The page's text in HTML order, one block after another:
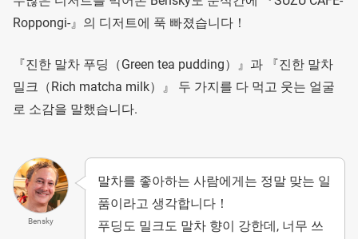
Roppongi-』의 디저트에 푹 빠졌습니다！
『진한 말차 푸딩（Green tea pudding）』과 『진한 말차
밀크（Rich matcha milk）』 두 가지를 다 먹고 웃는 얼굴
로 소감을 말했습니다.
Bensky
말차를 좋아하는 사람에게는 정말 맞는 일
품이라고 생각합니다！
푸딩도 밀크도 말차 향이 강한데, 너무 쓰